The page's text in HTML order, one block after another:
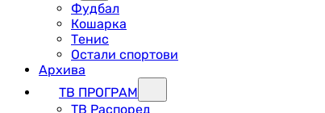
Фудбал
Кошарка
Тенис
Остали спортови
Архива
ТВ ПРОГРАМ
ТВ Распоред